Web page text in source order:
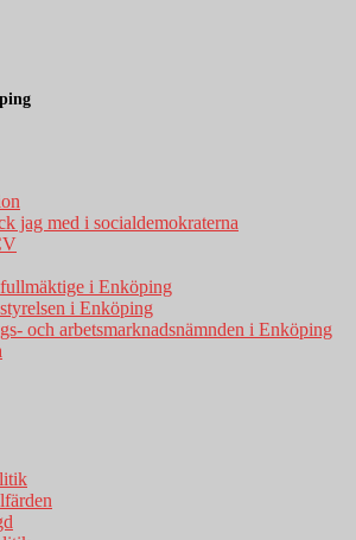
jag med i socialdemokraterna
i Enköping
i Enköping
och arbetsmarknadsnämnden i Enköping